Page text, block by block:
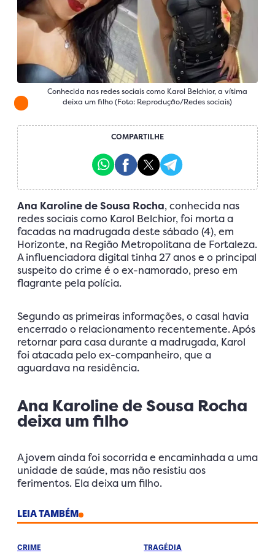
Conhecida nas redes sociais como Karol Belchior, a vítima
deixa um filho (Foto: Reprodução/Redes sociais)
COMPARTILHE
Ana Karoline de Sousa Rocha, conhecida nas
redes sociais como Karol Belchior, foi morta a
facadas na madrugada deste sábado (4), em
Horizonte, na Região Metropolitana de Fortaleza.
A influenciadora digital tinha 27 anos e o principal
suspeito do crime é o ex-namorado, preso em
flagrante pela polícia.
Segundo as primeiras informações, o casal havia
encerrado o relacionamento recentemente. Após
retornar para casa durante a madrugada, Karol
foi atacada pelo ex-companheiro, que a
aguardava na residência.
Ana Karoline de Sousa Rocha
deixa um filho
A jovem ainda foi socorrida e encaminhada a uma
unidade de saúde, mas não resistiu aos
ferimentos. Ela deixa um filho.
LEIA TAMBÉM
CRIME TRAGÉDIA